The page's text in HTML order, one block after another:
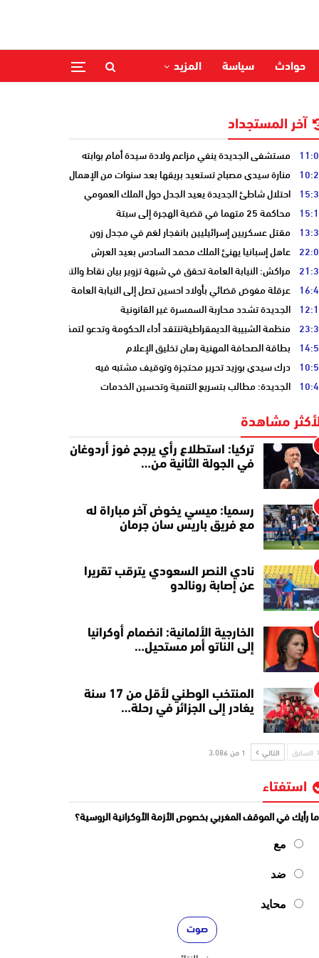
حوادث سياسة المزيد
آخر المستجداد
مستشفى الجديدة ينفي مزاعم ولادة سيدة أمام بوابته
منارة سيدي مصباح تستعيد بريقها بعد سنوات من الإهمال
احتلال شاطئ الجديدة يعيد الجدل حول الملك العمومي
محاكمة 25 متهما في قضية الهجرة إلى سبتة
مقتل عسكريين إسرائيليين بانفجار لغم في مجدل زون
عاهل إسبانيا يهنئ الملك محمد السادس بعيد العرش
مراكش: النيابة العامة تحقق في شبهة تزوير بيان نقاط والتشهير بطالب
عرقلة مفوض قضائي بأولاد احسين تصل إلى النيابة العامة
الجديدة تشدد محاربة السمسرة غير القانونية
منظمة الشبيبة الديمقراطيةتنتقد أداء الحكومة وتدعو لتمكين الشباب
بطاقة الصحافة المهنية رهان تخليق الإعلام
درك سيدي بوزيد تحرير محتجزة وتوقيف مشتبه فيه
الجديدة: مطالب بتسريع التنمية وتحسين الخدمات
مشاهدة
تركيا: استطلاع رأي يرجح فوز أردوغان
في الجولة الثانية من…
رسميا: ميسي يخوض آخر مباراة له
مع فريق باريس سان جرمان
نادي النصر السعودي يترقب تقريرا
عن إصابة رونالدو
الخارجية الألمانية: انضمام أوكرانيا
إلى الناتو أمر مستحيل…
المنتخب الوطني لأقل من 17 سنة
يغادر إلى الجزائر في رحلة…
السابق التالي 1 من 3٬086
استفتاء
ما رأيك في الموقف المغربي بخصوص الأزمة الأوكرانية الروسية؟
مع
ضد
محايد